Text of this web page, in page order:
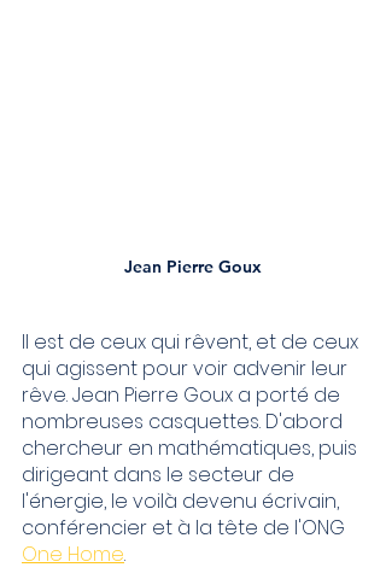
Jean Pierre Goux
Il est de ceux qui rêvent, et de ceux
qui agissent pour voir advenir leur
rêve. Jean Pierre Goux a porté de
nombreuses casquettes. D'abord
chercheur en mathématiques, puis
dirigeant dans le secteur de
l'énergie, le voilà devenu écrivain,
conférencier et à la tête de l'ONG
One Home.